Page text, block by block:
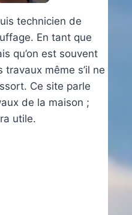
technicien de
En tant que
qu’on est souvent
même s’il ne
Ce site parle
de la maison ;
utile.